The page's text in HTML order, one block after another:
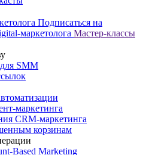
Подписаться на
маркетолога Мастер-классы
SMM
маркетинга
CRM-маркетинга
корзинам
Based Marketing